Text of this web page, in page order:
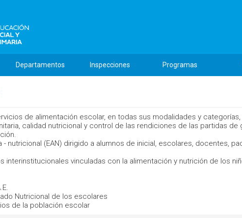
Departamentos Inspecciones Programas
de alimentación escolar, en todas sus modalidades y
calidad nutricional y control de las rendiciones de las partidas de
- nutricional (EAN) dirigido a alumnos de inicial, escolares, docentes,
interinstitucionales vinculadas con la alimentación y nutrición de los
Nutricional de los escolares
de la población escolar